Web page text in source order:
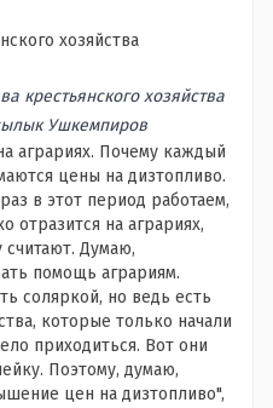
крестьянского хозяйства
Ушкемпиров
аграриях. Почему каждый
цены на дизтопливо.
в этот период работаем,
отразится на аграриях,
Думаю,
помощь аграриям.
соляркой, но ведь есть
которые только начали
приходиться. Вот они
Поэтому, думаю,
цен на дизтопливо",